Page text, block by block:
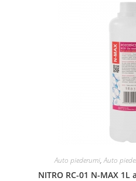
Auto piederumi,Auto
NITRO RC-01 N-MAX